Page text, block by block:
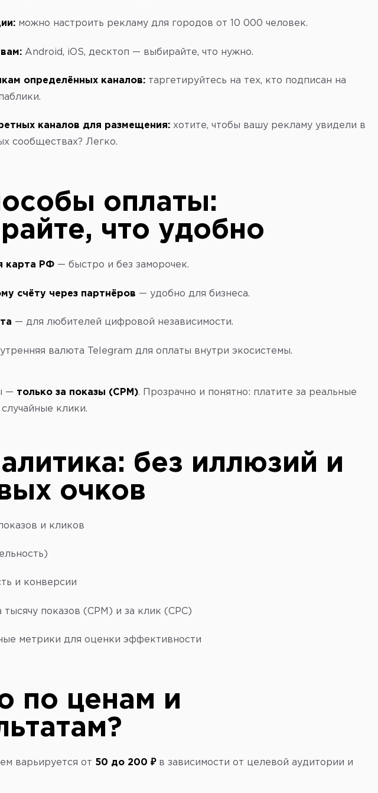
можно настроить рекламу для городов от 10 000 человек.
Android, iOS, десктоп — выбирайте, что нужно.
определённых каналов:таргетируйтесь на тех, кто подписан на
каналов для размещения:хотите, чтобы вашу рекламу увидели в
сообществах? Легко.
оплаты:
что удобно
карта РФ— быстро и без заморочек.
счёту через партнёров — удобно для бизнеса.
— для любителей цифровой независимости.
валюта Telegram для оплаты внутри экосистемы.
— только за показы (CPM). Прозрачно и понятно: платите за реальные
клики.
без иллюзий и
очков
и кликов
и конверсии
тысячу показов (CPM) и за клик (CPC)
метрики для оценки эффективности
по ценам и
варьируется от 50 до 200 ₽в зависимости от целевой аудитории и